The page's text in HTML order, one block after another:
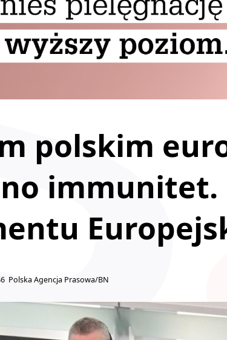
polskim
immunitet.
Polska Agencja Prasowa/BN